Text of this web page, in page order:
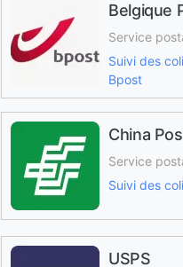
Belgique
Service
Suivi des
Bpost
China
Service
Suivi des
USPS